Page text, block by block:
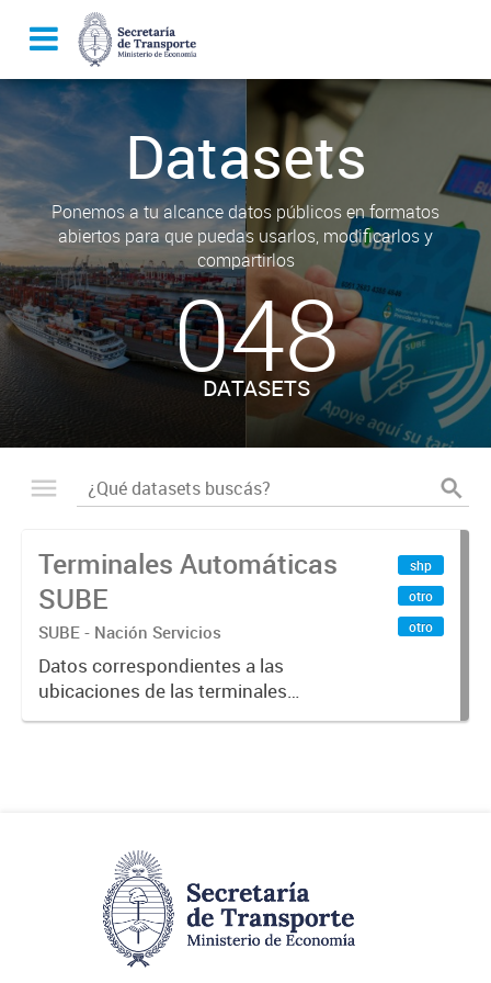
Datasets
Ponemos a tu alcance datos públicos en formatos
abiertos para que puedas usarlos, modificarlos y
compartirlos
048
DATASETS
Terminales Automáticas
SUBE
SUBE - Nación Servicios
Datos correspondientes a las
ubicaciones de las terminales
automáticas de auto servicio (TAS)
shp
otro
otro